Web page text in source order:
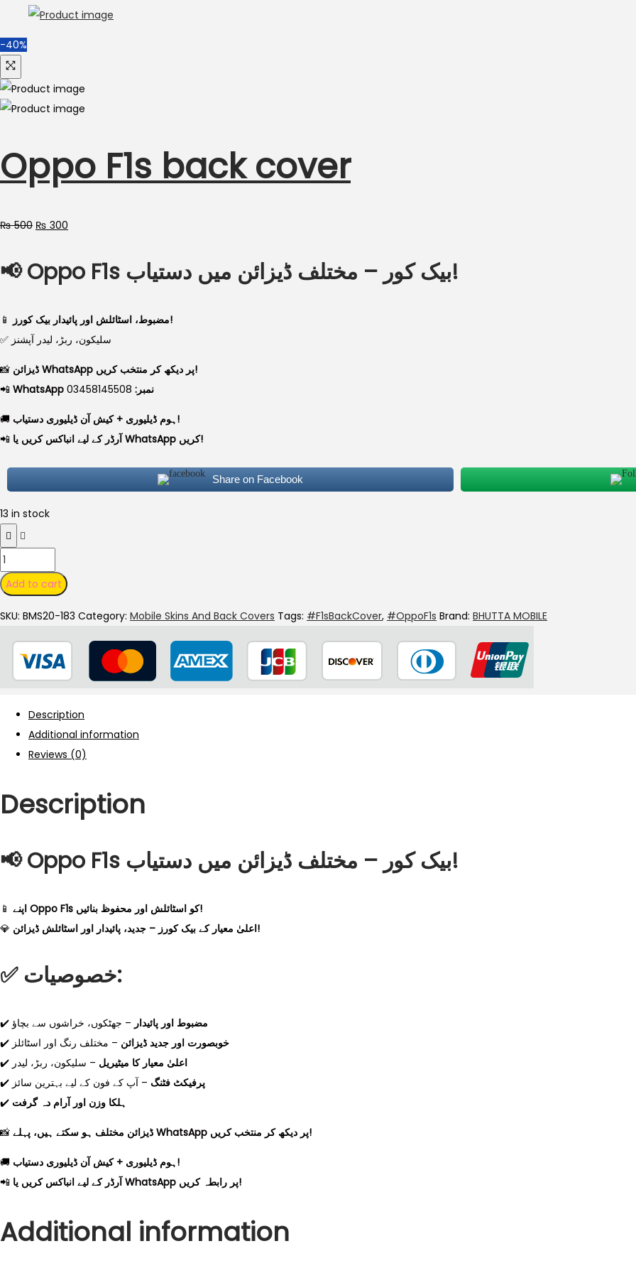
-40%
Oppo F1s back cover
₨500 ₨ 300
📢 Oppo F1s بیک کور – مختلف ڈیزائن میں دستیاب!
📱
مضبوط، اسٹائلش اور پائیدار بیک کورز!
✅ سلیکون، ربڑ، لیدر آپشنز
📸
ڈیزائن WhatsApp پر دیکھ کر منتخب کریں!
📲
WhatsApp نمبر:
🚚
ہوم ڈیلیوری + کیش آن ڈیلیوری دستیاب!
📲
آرڈر کے لیے انباکس کریں یا WhatsApp کریں!
Share on Facebook
13 in stock
Add to cart
SKU: BMS20-183 Category: Mobile Skins And Back Covers Tags: #F1sBackCover, #OppoF1s Brand: BHUTTA MOBILE
Description
Additional information
Reviews (0)
Description
📢 Oppo F1s بیک کور – مختلف ڈیزائن میں دستیاب!
📱
اپنے Oppo F1s کو اسٹائلش اور محفوظ بنائیں!
💎
اعلیٰ معیار کے بیک کورز – جدید، پائیدار اور اسٹائلش ڈیزائن!
✅ خصوصیات:
✔️ مضبوط اور پائیدار – جھٹکوں، خراشوں سے بچاؤ
✔️
خوبصورت اور جدید ڈیزائن – مختلف رنگ اور اسٹائلز
✔️
اعلیٰ معیار کا میٹیریل – سلیکون، ربڑ، لیدر
✔️
پرفیکٹ فٹنگ – آپ کے فون کے لیے بہترین سائز
✔️ ہلکا وزن اور آرام دہ گرفت
📸 ڈیزائن مختلف ہو سکتے ہیں، پہلے WhatsApp پر دیکھ کر منتخب کریں!
🚚
ہوم ڈیلیوری + کیش آن ڈیلیوری دستیاب!
📲
آرڈر کے لیے انباکس کریں یا WhatsApp پر رابطہ کریں!
Additional information